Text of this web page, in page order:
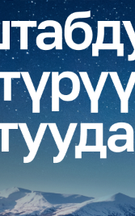
Көңүл ачуучу
Жаңылыктар